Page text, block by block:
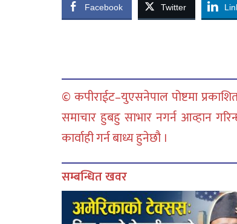
Facebook Twitter
© कपीराईट–युएसनेपाल पोष्टमा
समाचार हुबहु साभार नगर्न आव्हान
कार्वाही गर्न बाध्य हुनेछौ ।
सम्बन्धित खवर